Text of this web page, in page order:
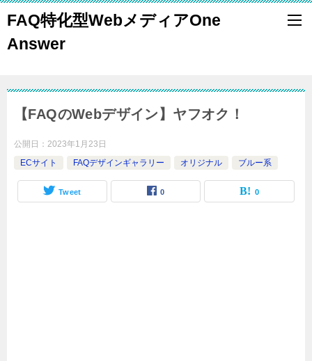
FAQ特化型WebメディアOne
Answer
【FAQのWebデザイン】ヤフオク！
公開日： 2023年1月23日
ECサイト
FAQデザインギャラリー オリジナル ブルー系
Tweet 0 0